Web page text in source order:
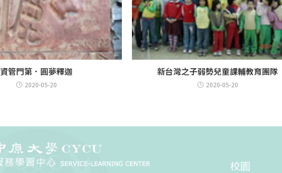
資管門第．圓夢釋迦
2020-05-20
新台灣之子弱勢兒童課輔教育團隊
2020-05-20
校園